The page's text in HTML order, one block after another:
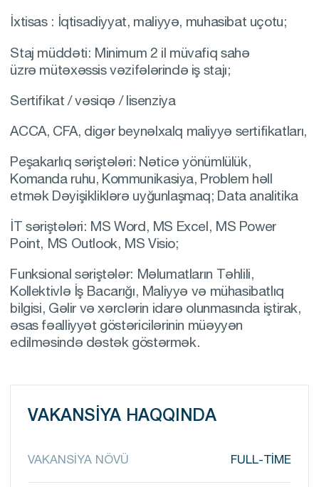
İxtisas : İqtisadiyyat, maliyyə, muhasibat uçotu;
Staj müddəti: Minimum 2 il müvafiq sahə
üzrə mütəxəssis vəzifələrində iş stajı;
Sertifikat / vəsiqə / lisenziya
ACCA, CFA, digər beynəlxalq maliyyə sertifikatları,
Peşakarlıq səriştələri: Nəticə yönümlülük,
Komanda ruhu, Kommunikasiya, Problem həll
etmək Dəyişikliklərə uyğunlaşmaq; Data analitika
İT səriştələri: MS Word, MS Excel, MS Power
Point, MS Outlook, MS Visio;
Funksional səriştələr: Məlumatların Təhlili,
Kollektivlə İş Bacarığı, Maliyyə və mühasibatlıq
bilgisi, Gəlir və xərclərin idarə olunmasında iştirak,
əsas fəalliyyət göstəricilərinin müəyyən
edilməsində dəstək göstərmək.
VAKANSIYA HAQQINDA
VAKANSIYA NÖVÜ FULL-TIME